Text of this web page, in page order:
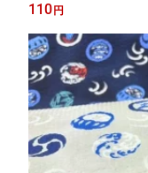
110 円